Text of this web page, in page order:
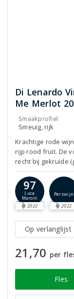
Di Lenardo
Me Merlot
Smaakprofiel
Smeuïg, rijk
Krachtige rode
rijp rood fruit. De
recht bij gekruide
97
Luca
Maroni
2022
Perswijn
2022
Op verlanglijst
21,70 per
Fles